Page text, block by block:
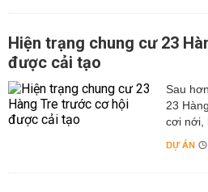
Hiện trạng chung cư 23
được cải tạo
Sau
23
cơi nới,
DỰ ÁN